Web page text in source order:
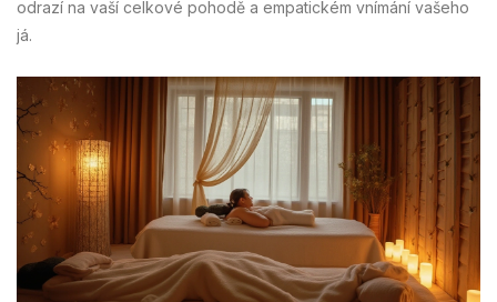
odrazí na vaší celkové pohodě a empatickém vnímání vašeho
já.